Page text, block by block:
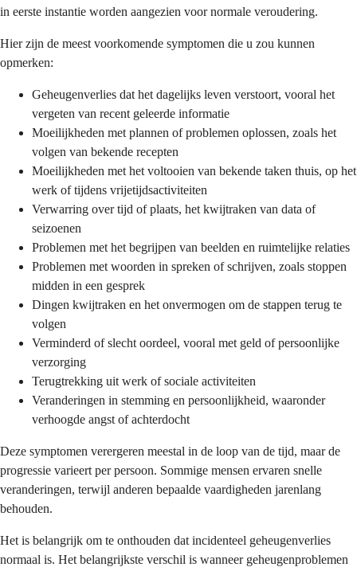
in eerste instantie worden aangezien voor normale veroudering.
Hier zijn de meest voorkomende symptomen die u zou kunnen
opmerken:
Geheugenverlies dat het dagelijks leven verstoort, vooral het
vergeten van recent geleerde informatie
Moeilijkheden met plannen of problemen oplossen, zoals het
volgen van bekende recepten
Moeilijkheden met het voltooien van bekende taken thuis, op het
werk of tijdens vrijetijdsactiviteiten
Verwarring over tijd of plaats, het kwijtraken van data of
seizoenen
Problemen met het begrijpen van beelden en ruimtelijke relaties
Problemen met woorden in spreken of schrijven, zoals stoppen
midden in een gesprek
Dingen kwijtraken en het onvermogen om de stappen terug te
volgen
Verminderd of slecht oordeel, vooral met geld of persoonlijke
verzorging
Terugtrekking uit werk of sociale activiteiten
Veranderingen in stemming en persoonlijkheid, waaronder
verhoogde angst of achterdocht
Deze symptomen verergeren meestal in de loop van de tijd, maar de
progressie varieert per persoon. Sommige mensen ervaren snelle
veranderingen, terwijl anderen bepaalde vaardigheden jarenlang
behouden.
Het is belangrijk om te onthouden dat incidenteel geheugenverlies
normaal is. Het belangrijkste verschil is wanneer geheugenproblemen